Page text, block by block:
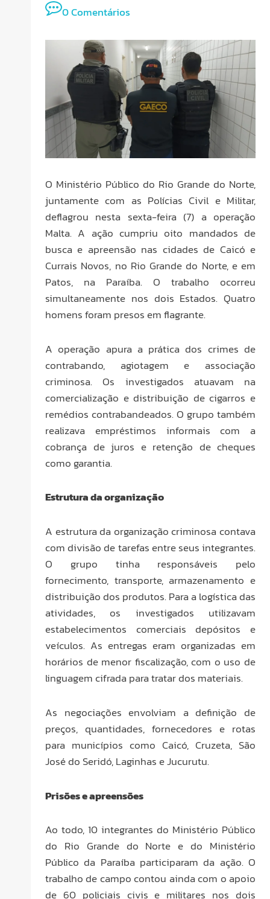
0 Comentários
O Ministério Público do Rio Grande do Norte,
juntamente com as Polícias Civil e Militar,
deflagrou nesta sexta-feira (7) a operação
Malta. A ação cumpriu oito mandados de
busca e apreensão nas cidades de Caicó e
Currais Novos, no Rio Grande do Norte, e em
Patos, na Paraíba. O trabalho ocorreu
simultaneamente nos dois Estados. Quatro
homens foram presos em flagrante.
A operação apura a prática dos crimes de
contrabando, agiotagem e associação
criminosa. Os investigados atuavam na
comercialização e distribuição de cigarros e
remédios contrabandeados. O grupo também
realizava empréstimos informais com a
cobrança de juros e retenção de cheques
como garantia.
Estrutura da organização
A estrutura da organização criminosa contava
com divisão de tarefas entre seus integrantes.
O grupo tinha responsáveis pelo
fornecimento, transporte, armazenamento e
distribuição dos produtos. Para a logística das
atividades, os investigados utilizavam
estabelecimentos comerciais depósitos e
veículos. As entregas eram organizadas em
horários de menor fiscalização, com o uso de
linguagem cifrada para tratar dos materiais.
As negociações envolviam a definição de
preços, quantidades, fornecedores e rotas
para municípios como Caicó, Cruzeta, São
José do Seridó, Laginhas e Jucurutu.
Prisões e apreensões
Ao todo, 10 integrantes do Ministério Público
do Rio Grande do Norte e do Ministério
Público da Paraíba participaram da ação. O
trabalho de campo contou ainda com o apoio
de 60 policiais civis e militares nos dois